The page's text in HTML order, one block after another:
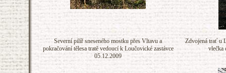
Severní pilíř sneseného mostku přes Vltavu a
pokračování tělesa tratě vedoucí k Loučovické zastávce
05.12.2009
Zdvojená trať u
vlečka